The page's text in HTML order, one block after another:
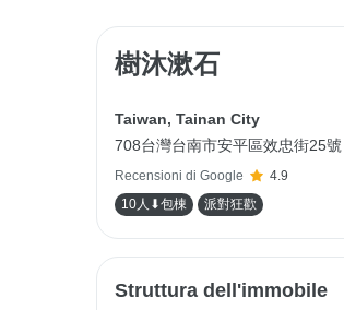
樹沐漱石
Taiwan, Tainan City
708台灣台南市安平區效忠街25號
Recensioni di Google
4.9
10人⬇包棟
派對狂歡
Struttura dell'immobile